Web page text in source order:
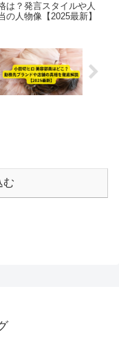
は？発言スタイルや人
の人物像【2025最新】
む